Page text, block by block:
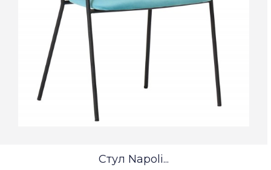
Стул Napoli...